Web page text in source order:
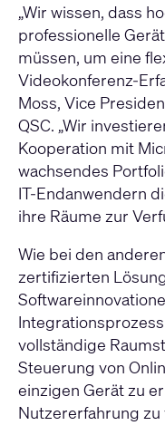
„Wir wissen, dass
professionelle
müssen, um eine
Videokonferenz-
Moss, Vice
QSC. „Wir
Kooperation mit
wachsendes
IT-Endanwendern
ihre Räume zur
Wie bei den
zertifizierten
vollständige
Steuerung von
einzigen Gerät zu
Nutzererfahrung